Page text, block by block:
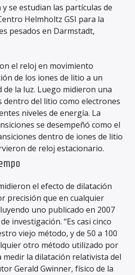
se estudian las partículas de
Helmholtz GSI para la
pesados en Darmstadt,
el reloj en movimiento
de los iones de litio a un
de la luz. Luego midieron una
dentro del litio como electrones
niveles de energía. La
se desempeñó como el
dentro de iones de litio
de reloj estacionario.
el efecto de dilatación
precisión que en cualquier
uno publicado en 2007
investigación. “Es casi cinco
viejo método, y de 50 a 100
otro método utilizado por
la dilatación relativista del
Gerald Gwinner, físico de la